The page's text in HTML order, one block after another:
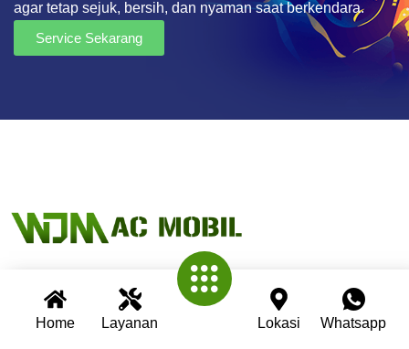
Home Layanan Lokasi Whatsapp
agar tetap sejuk, bersih, dan nyaman saat berkendara.
Service Sekarang
Wijaya AC Mobil adalah bengkel spesialis AC mobil yang
telah berpengalaman lebih dari 30 tahun. Kami berkomitmen